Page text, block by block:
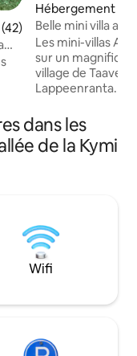
moyenne sur la
Hébergement ⋅
Belle mini villa
le lac
Les mini-villas
sur un
village de
Lappeenranta.
l'eau, une
toutes les
confortable
des lits
satellite dans
connexion Wi-Fi
faire des
et de la bonne
dans les
de la Kymi
Wifi